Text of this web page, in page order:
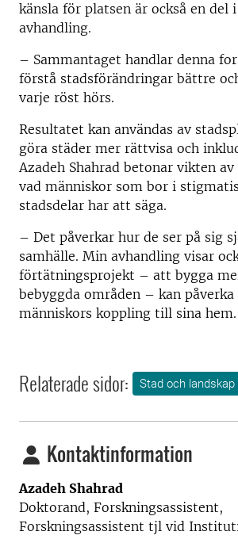
känsla för platsen är också en del i
avhandling.
– Sammantaget handlar denna
förstå stadsförändringar bättre
varje röst hörs.
Resultatet kan användas av
göra städer mer rättvisa och
Azadeh Shahrad betonar vikten
vad människor som bor i
stadsdelar har att säga.
– Det påverkar hur de ser på sig
samhälle. Min avhandling visar
förtätningsprojekt – att bygga
bebyggda områden – kan
människors koppling till sina hem.
Relaterade sidor: Stad och landskap
Kontaktinformation
Azadeh Shahrad
Doktorand, Forskningsassistent,
Forskningsassistent tjl vid